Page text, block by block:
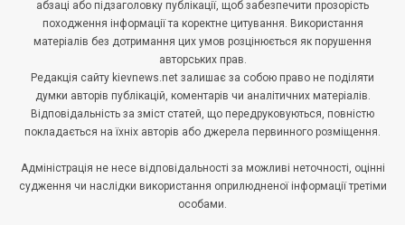
абзаці або підзаголовку публікації, щоб забезпечити прозорість
походження інформації та коректне цитування. Використання
матеріалів без дотримання цих умов розцінюється як порушення
авторських прав.
Редакція сайту kievnews.net залишає за собою право не поділяти
думки авторів публікацій, коментарів чи аналітичних матеріалів.
Відповідальність за зміст статей, що передруковуються, повністю
покладається на їхніх авторів або джерела первинного розміщення.
Адміністрація не несе відповідальності за можливі неточності, оцінні
судження чи наслідки використання оприлюдненої інформації третіми
особами.